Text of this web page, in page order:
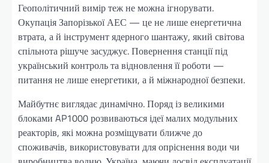
Геополітичний вимір теж не можна ігнорувати.
Окупація Запорізької АЕС — це не лише енергетична
втрата, а й інструмент ядерного шантажу, який світова
спільнота рішуче засуджує. Повернення станції під
український контроль та відновлення її роботи —
питання не лише енергетики, а й міжнародної безпеки.
Майбутнє виглядає динамічно. Поряд із великими
блоками AP1000 розвиваються ідеї малих модульних
реакторів, які можна розміщувати ближче до
споживачів, використовувати для опріснення води чи